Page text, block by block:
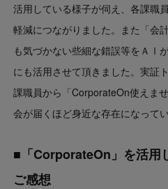
活用している様子が伺え、各課職
軽減につながりました。また「会
も気づかない些細な錯誤等をＡⅠ
にも活用させて頂きました。実証
課職員から「CorporateOn使えま
会が届くほど身近な存在になって
■「CorporateOn」を活用
ご感想